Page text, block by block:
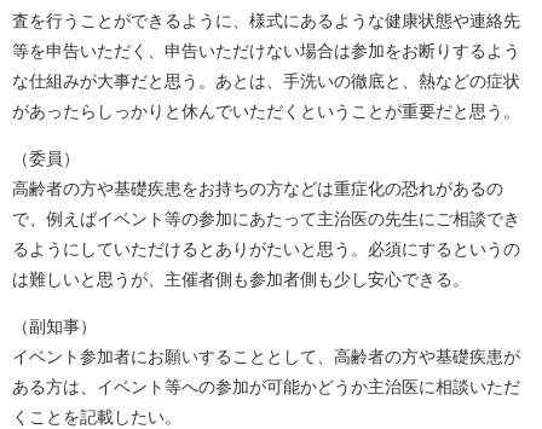
査を行うことができるように、様式にあるような健康状態や連絡先
等を申告いただく、申告いただけない場合は参加をお断りするよう
な仕組みが大事だと思う。あとは、手洗いの徹底と、熱などの症状
があったらしっかりと休んでいただくということが重要だと思う。
（委員）
高齢者の方や基礎疾患をお持ちの方などは重症化の恐れがあるの
で、例えばイベント等の参加にあたって主治医の先生にご相談でき
るようにしていただけるとありがたいと思う。必須にするというの
は難しいと思うが、主催者側も参加者側も少し安心できる。
（副知事）
イベント参加者にお願いすることとして、高齢者の方や基礎疾患が
ある方は、イベント等への参加が可能かどうか主治医に相談いただ
くことを記載したい。